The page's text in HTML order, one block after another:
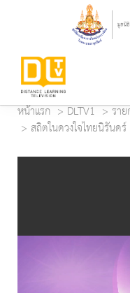
หน้าแรก DLTV1
รา
สถิตในดวงใจไทยนิรันดร์